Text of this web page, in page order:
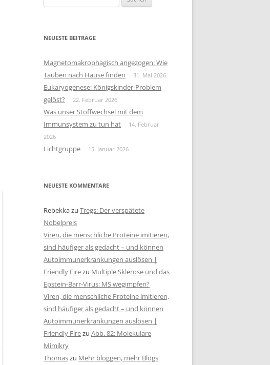
nach:
NEUESTE BEITRÄGE
Magnetomakrophagisch angezogen: Wie
Tauben nach Hause finden
31. Mai 2026
Eukaryogenese: Königskinder-Problem
gelöst?
22. Februar 2026
Was unser Stoffwechsel mit dem
Immunsystem zu tun hat
14. Februar
2026
Lichtgruppe 15. Januar 2026
NEUESTE KOMMENTARE
Rebekkazu Tregs: Der verspätete
Nobelpreis
Viren, die menschliche Proteine imitieren,
sind häufiger als gedacht – und können
Autoimmunerkrankungen auslösen |
Friendly Firezu Multiple Sklerose und das
Epstein-Barr-Virus: MS wegimpfen?
Viren, die menschliche Proteine imitieren,
sind häufiger als gedacht – und können
Autoimmunerkrankungen auslösen |
Friendly Firezu Abb. 82: Molekulare
Mimikry
Thomaszu Mehr bloggen, mehr Blogs